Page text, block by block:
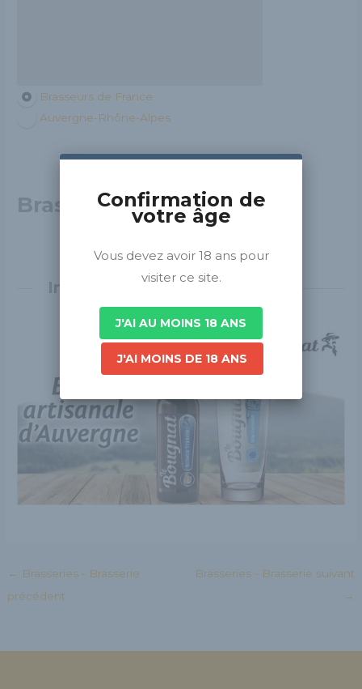
Brasseurs de France
Auvergne-Rhône-Alpes
Brasserie Bougnat
Informations détaillées
← Brasseries - Brasserie
précédent
Brasseries - Brasserie suivant
→
Confirmation de
votre âge
Vous devez avoir 18 ans pour
visiter ce site.
J'AI AU MOINS 18 ANS
J'AI MOINS DE 18 ANS